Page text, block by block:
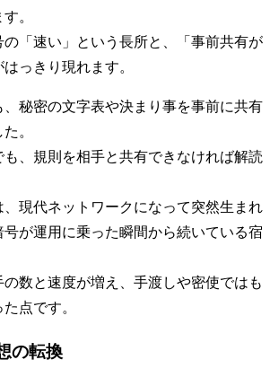
。
の「速い」という長所と、「事前共有が
っきり現れます。
秘密の文字表や決まり事を事前に共有
。
、規則を相手と共有できなければ解読
現代ネットワークになって突然生まれ
が運用に乗った瞬間から続いている宿
数と速度が増え、手渡しや密使ではも
点です。
の転換